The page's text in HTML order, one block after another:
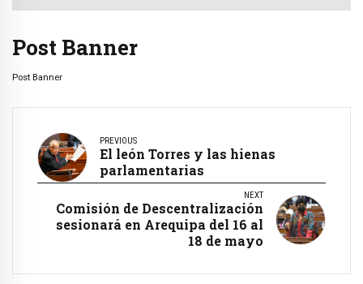
Post Banner
Post Banner
PREVIOUS
El león Torres y las hienas
parlamentarias
NEXT
Comisión de Descentralización
sesionará en Arequipa del 16 al
18 de mayo